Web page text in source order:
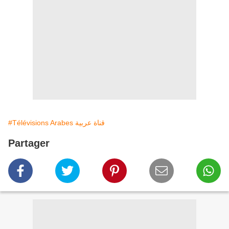
#Télévisions Arabes قناة عربية
Partager